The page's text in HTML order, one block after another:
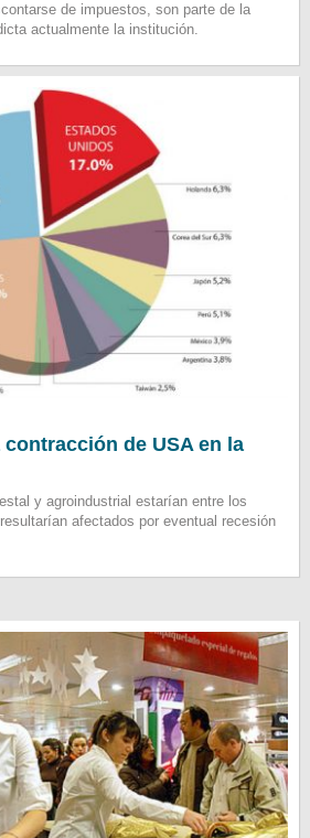
de impuestos, son parte de la
actualmente la institución.
de USA en la
y agroindustrial estarían entre los
afectados por eventual recesión